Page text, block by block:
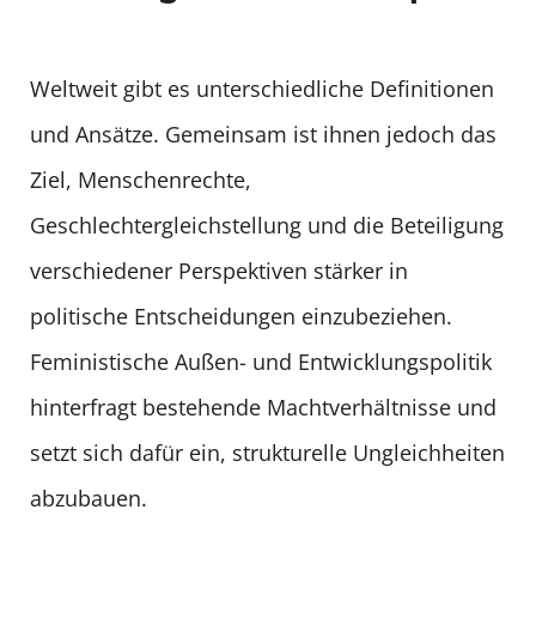
Weltweit gibt es unterschiedliche Definitionen
und Ansätze. Gemeinsam ist ihnen jedoch das
Ziel, Menschenrechte,
Geschlechtergleichstellung und die Beteiligung
verschiedener Perspektiven stärker in
politische Entscheidungen einzubeziehen.
Feministische Außen- und Entwicklungspolitik
hinterfragt bestehende Machtverhältnisse und
setzt sich dafür ein, strukturelle Ungleichheiten
abzubauen.